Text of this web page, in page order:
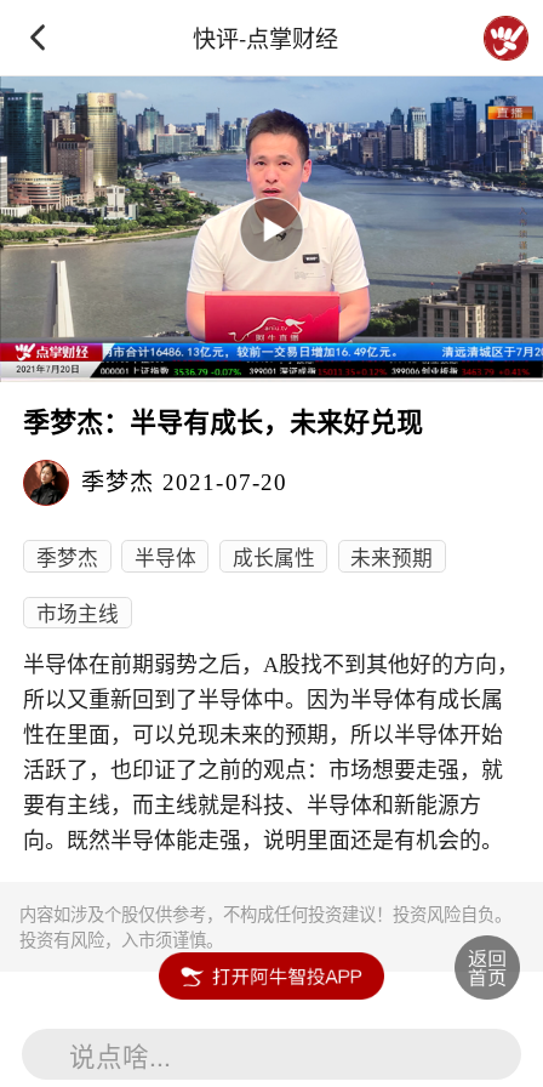
快评-点掌财经
季梦杰：半导有成长，未来好兑现
季梦杰 2021-07-20
季梦杰 半导体 成长属性
未来预期
市场主线
半导体在前期弱势之后，A股找不到其他好的方向，
所以又重新回到了半导体中。因为半导体有成长属
性在里面，可以兑现未来的预期，所以半导体开始
活跃了，也印证了之前的观点：市场想要走强，就
要有主线，而主线就是科技、半导体和新能源方
向。既然半导体能走强，说明里面还是有机会的。
内容如涉及个股仅供参考，不构成任何投资建议！投资风险自负。
投资有风险，入市须谨慎。
说点啥...